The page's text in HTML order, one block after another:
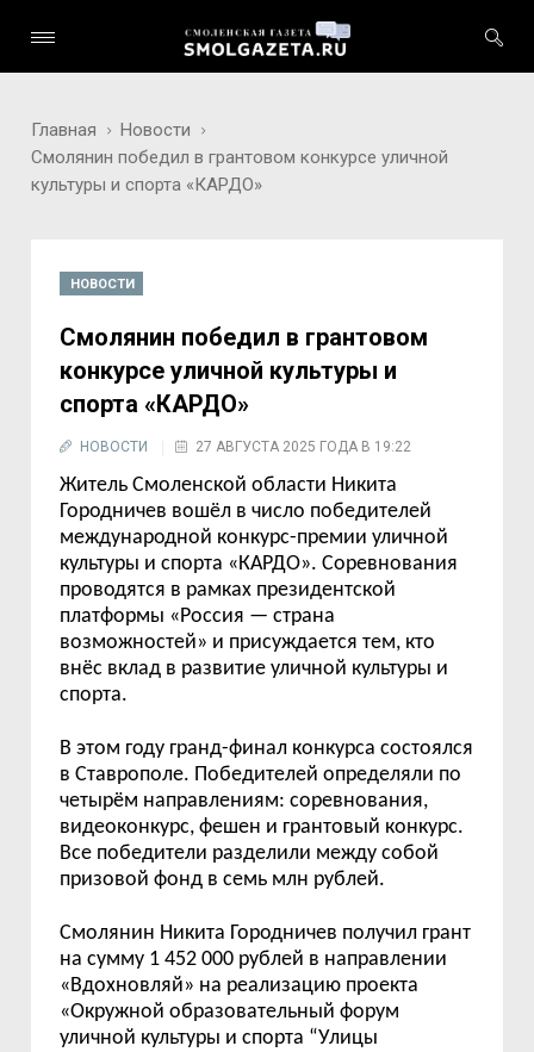
Главная
Новости
Смолянин победил в грантовом конкурсе уличной
культуры и спорта «КАРДО»
НОВОСТИ
Смолянин победил в грантовом
конкурсе уличной культуры и
спорта «КАРДО»
НОВОСТИ 27 АВГУСТА 2025 ГОДА В 19:22
Житель Смоленской области Никита
Городничев вошёл в число победителей
международной конкурс-премии уличной
культуры и спорта «КАРДО».Соревнования
проводятся в рамках президентской
платформы «Россия — страна
возможностей» и присуждается тем, кто
внёс вклад в развитие уличной культуры и
спорта.
В этом году гранд-финал конкурса состоялся
вСтаврополе. Победителей определяли по
четырём направлениям: соревнования,
видеоконкурс, фешен и грантовый конкурс.
Все победители разделили между собой
призовой фонд всемь млн рублей.
Смолянин Никита Городничев получил грант
на сумму 1 452 000 рублей в направлении
«Вдохновляй» на реализацию проекта
«Окружной образовательный форум
уличной культуры и спорта “Улицы